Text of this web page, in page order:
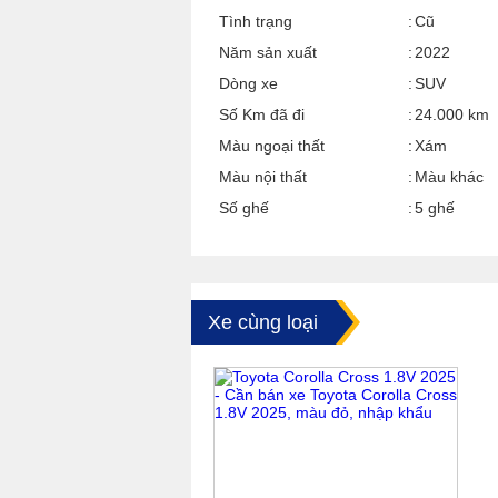
Tình trạng
Cũ
Năm sản xuất
2022
Dòng xe
SUV
Số Km đã đi
24.000 km
Màu ngoại thất
Xám
Màu nội thất
Màu khác
Số ghế
5 ghế
Xe cùng loại